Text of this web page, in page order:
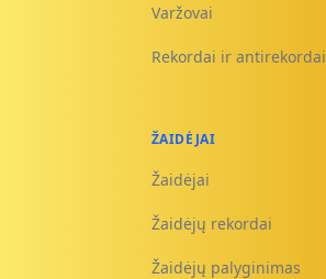
Varžovai
Rekordai ir antirekordai
ŽAIDĖJAI
Žaidėjai
Žaidėjų rekordai
Žaidėjų palyginimas